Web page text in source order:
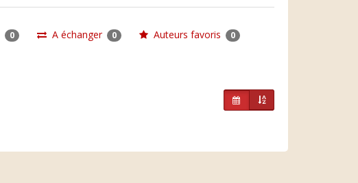
0 A échanger 0 Auteurs favoris 0